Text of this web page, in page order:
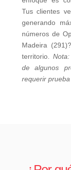
Tus clientes
generando
números de
Madeira
territorio.
de algunos
requerir